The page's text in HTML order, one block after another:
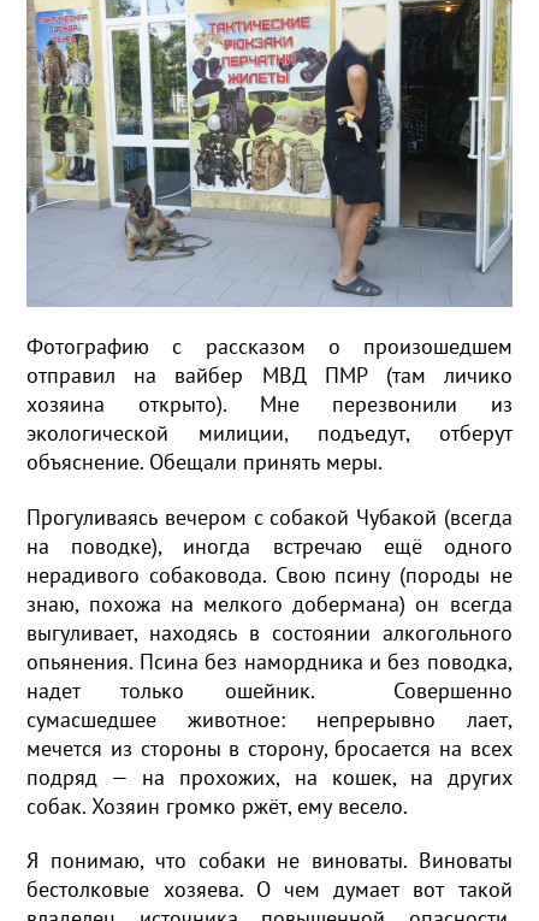
Фотографию с рассказом о произошедшем
отправил на вайбер МВД ПМР (там личико
хозяина открыто). Мне перезвонили из
экологической милиции, подъедут, отберут
объяснение. Обещали принять меры.
Прогуливаясь вечером с собакой Чубакой (всегда
на поводке), иногда встречаю ещё одного
нерадивого собаковода. Свою псину (породы не
знаю, похожа на мелкого добермана) он всегда
выгуливает, находясь в состоянии алкогольного
опьянения. Псина без намордника и без поводка,
надет только ошейник. Совершенно
сумасшедшее животное: непрерывно лает,
мечется из стороны в сторону, бросается на всех
подряд — на прохожих, на кошек, на других
собак. Хозяин громко ржёт, ему весело.
Я понимаю, что собаки не виноваты. Виноваты
бестолковые хозяева. О чем думает вот такой